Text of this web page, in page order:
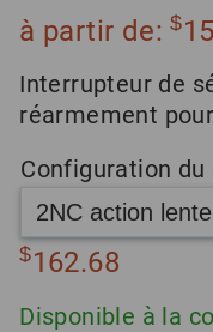
à partir de:$
Interrupteur de
réarmement
Configuration du
$162.68
Disponible à la